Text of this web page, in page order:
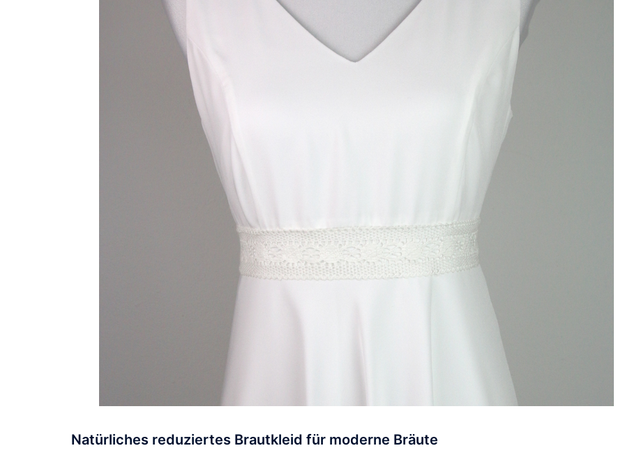
Natürliches reduziertes Brautkleid für moderne Bräute